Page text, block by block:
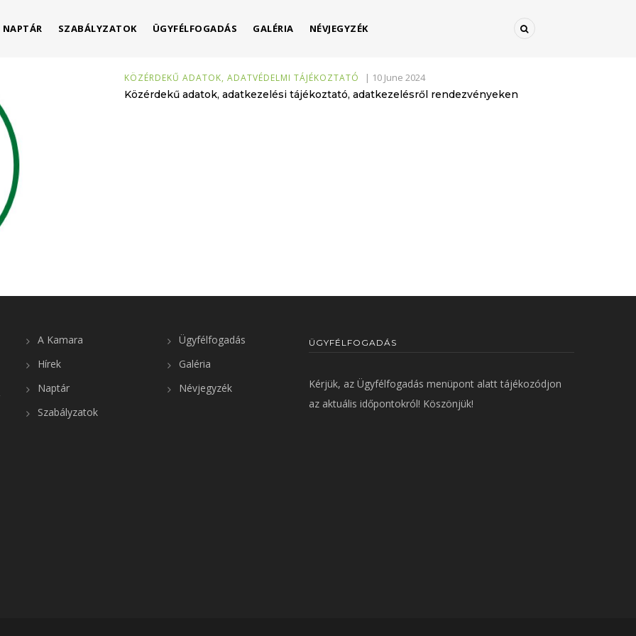
NAPTÁR SZABÁLYZATOK ÜGYFÉLFOGADÁS GALÉRIA NÉVJEGYZÉK
KÖZÉRDEKŰ ADATOK, ADATVÉDELMI TÁJÉKOZTATÓ | 10 June 2024
Közérdekű adatok, adatkezelési tájékoztató, adatkezelésről rendezvényeken
A Kamara
Hírek
Naptár
Szabályzatok
Ügyfélfogadás
Galéria
Névjegyzék
ÜGYFÉLFOGADÁS
Kérjük, az Ügyfélfogadás menüpont alatt tájékozódjon
az aktuális időpontokról! Köszönjük!